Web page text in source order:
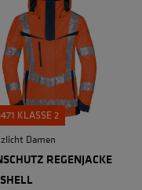
KLASSE 2
Damen
REGENJACKE